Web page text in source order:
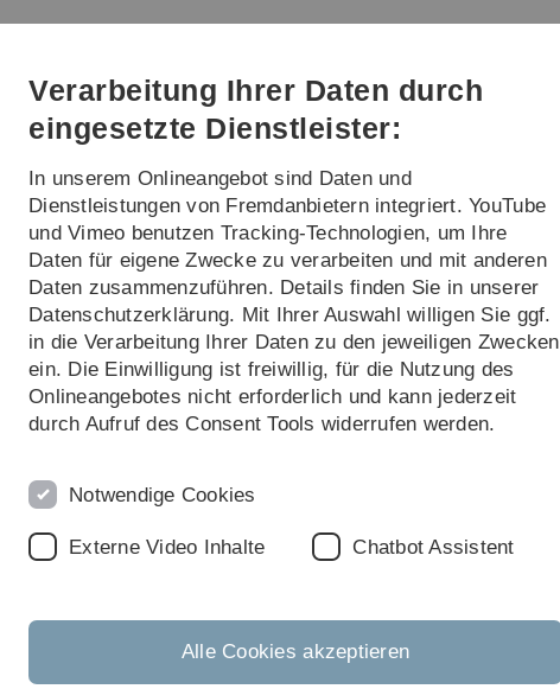
Direkt
Direkt
Direkt
(Sprache,
Drucken,
Social
Direkt
Direkt
Lehre
YMMOR Workshop 2023 Program and Book of Abstracts
Verarbeitung Ihrer Daten durch
eingesetzte Dienstleister:
In unserem Onlineangebot sind Daten und
Dienstleistungen von Fremdanbietern integriert. YouTube
und Vimeo benutzen Tracking-Technologien, um Ihre
Daten für eigene Zwecke zu verarbeiten und mit anderen
Daten zusammenzuführen. Details finden Sie in unserer
Datenschutzerklärung. Mit Ihrer Auswahl willigen Sie ggf.
in die Verarbeitung Ihrer Daten zu den jeweiligen Zwecken
ein. Die Einwilligung ist freiwillig, für die Nutzung des
Onlineangebotes nicht erforderlich und kann jederzeit
durch Aufruf des Consent Tools widerrufen werden.
Notwendige Cookies
Externe Video Inhalte Chatbot Assistent
Alle Cookies akzeptieren